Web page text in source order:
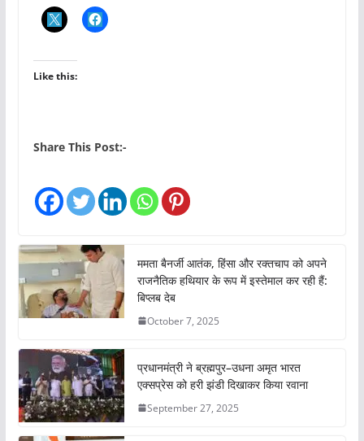
Like this:
Share This Post:-
ममता बैनर्जी आतंक, हिंसा और रक्तचाप को अपने
राजनैतिक हथियार के रूप में इस्तेमाल कर रही हैं:
बिप्लब देब
October 7, 2025
प्रधानमंत्री ने ब्रह्मपुर–उधना अमृत भारत
एक्सप्रेस को हरी झंडी दिखाकर किया रवाना
September 27, 2025